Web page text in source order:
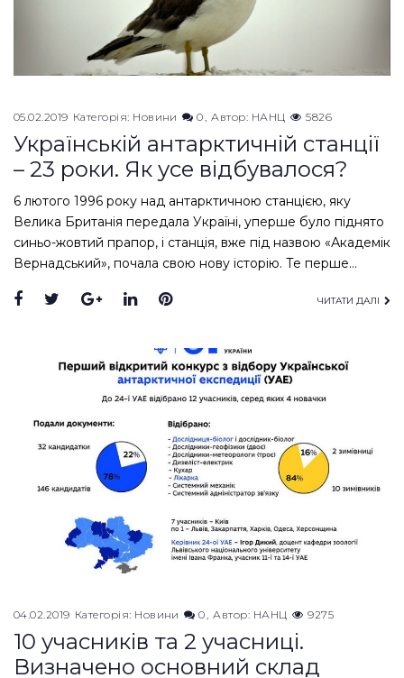
05.02.2019 Категорія: Новини 0 Автор: НАНЦ 5826
Українській антарктичній станції
– 23 роки. Як усе відбувалося?
6 лютого 1996 року над антарктичною станцією, яку
Велика Британія передала Україні, уперше було піднято
синьо-жовтий прапор, і станція, вже під назвою «Академік
Вернадський», почала свою нову історію. Те перше…
Facebook
TwitterGoogle+
LinkedInPinterest ЧИТАТИ ДАЛІ
04.02.2019 Категорія: Новини 0 Автор: НАНЦ 9275
10 учасників та 2 учасниці.
Визначено основний склад